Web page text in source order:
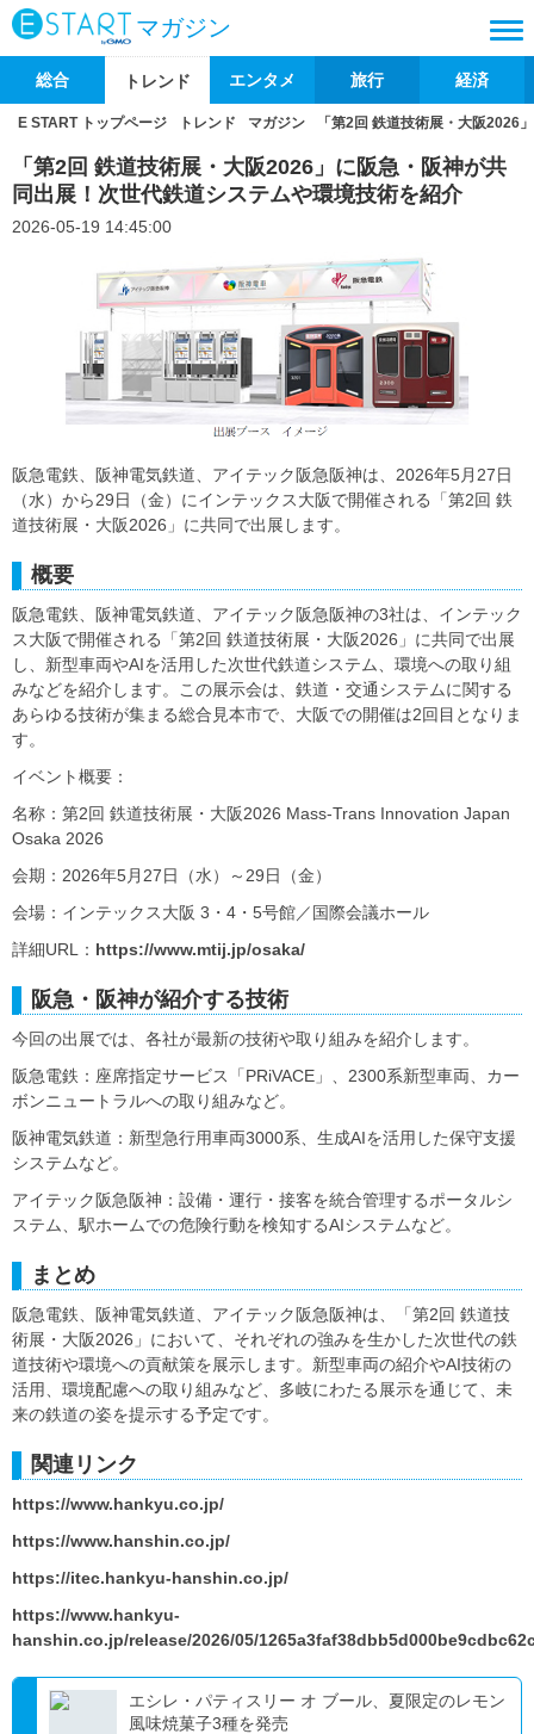
マガジン
総合 トレンド エンタメ 旅行 経済
E START トップページ トレンド マガジン 「第2回 鉄道技術展・大阪2026
「第2回 鉄道技術展・大阪2026」に阪急・阪神が共
同出展！次世代鉄道システムや環境技術を紹介
2026-05-19 14:45:00
阪急電鉄、阪神電気鉄道、アイテック阪急阪神は、2026年5月27日
（水）から29日（金）にインテックス大阪で開催される「第2回 鉄
道技術展・大阪2026」に共同で出展します。
概要
阪急電鉄、阪神電気鉄道、アイテック阪急阪神の3社は、インテック
ス大阪で開催される「第2回 鉄道技術展・大阪2026」に共同で出展
し、新型車両やAIを活用した次世代鉄道システム、環境への取り組
みなどを紹介します。この展示会は、鉄道・交通システムに関する
あらゆる技術が集まる総合見本市で、大阪での開催は2回目となりま
す。
イベント概要：
名称：第2回 鉄道技術展・大阪2026 Mass-Trans Innovation Japan
Osaka 2026
会期：2026年5月27日（水）～29日（金）
会場：インテックス大阪 3・4・5号館／国際会議ホール
詳細URL： https://www.mtij.jp/osaka/
阪急・阪神が紹介する技術
今回の出展では、各社が最新の技術や取り組みを紹介します。
阪急電鉄：座席指定サービス「PRiVACE」、2300系新型車両、カー
ボンニュートラルへの取り組みなど。
阪神電気鉄道：新型急行用車両3000系、生成AIを活用した保守支援
システムなど。
アイテック阪急阪神：設備・運行・接客を統合管理するポータルシ
ステム、駅ホームでの危険行動を検知するAIシステムなど。
まとめ
阪急電鉄、阪神電気鉄道、アイテック阪急阪神は、「第2回 鉄道技
術展・大阪2026」において、それぞれの強みを生かした次世代の鉄
道技術や環境への貢献策を展示します。新型車両の紹介やAI技術の
活用、環境配慮への取り組みなど、多岐にわたる展示を通じて、未
来の鉄道の姿を提示する予定です。
関連リンク
https://www.hankyu.co.jp/
https://www.hanshin.co.jp/
https://itec.hankyu-hanshin.co.jp/
https://www.hankyu-
hanshin.co.jp/release/2026/05/
エシレ・パティスリー オ ブール、夏限定のレモン
風味焼菓子3種を発売